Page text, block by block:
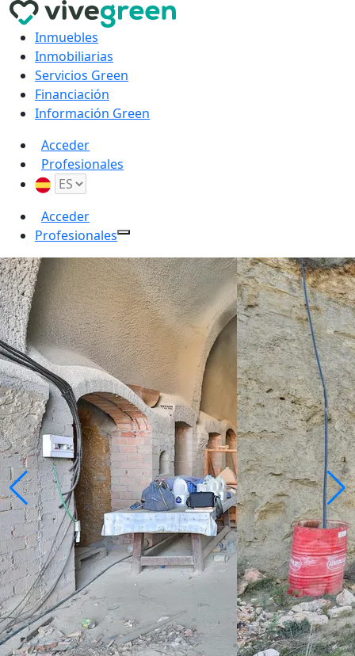
Inmuebles
Inmobiliarias
Servicios Green
Financiación
Información Green
Acceder
Profesionales
Acceder
Profesionales